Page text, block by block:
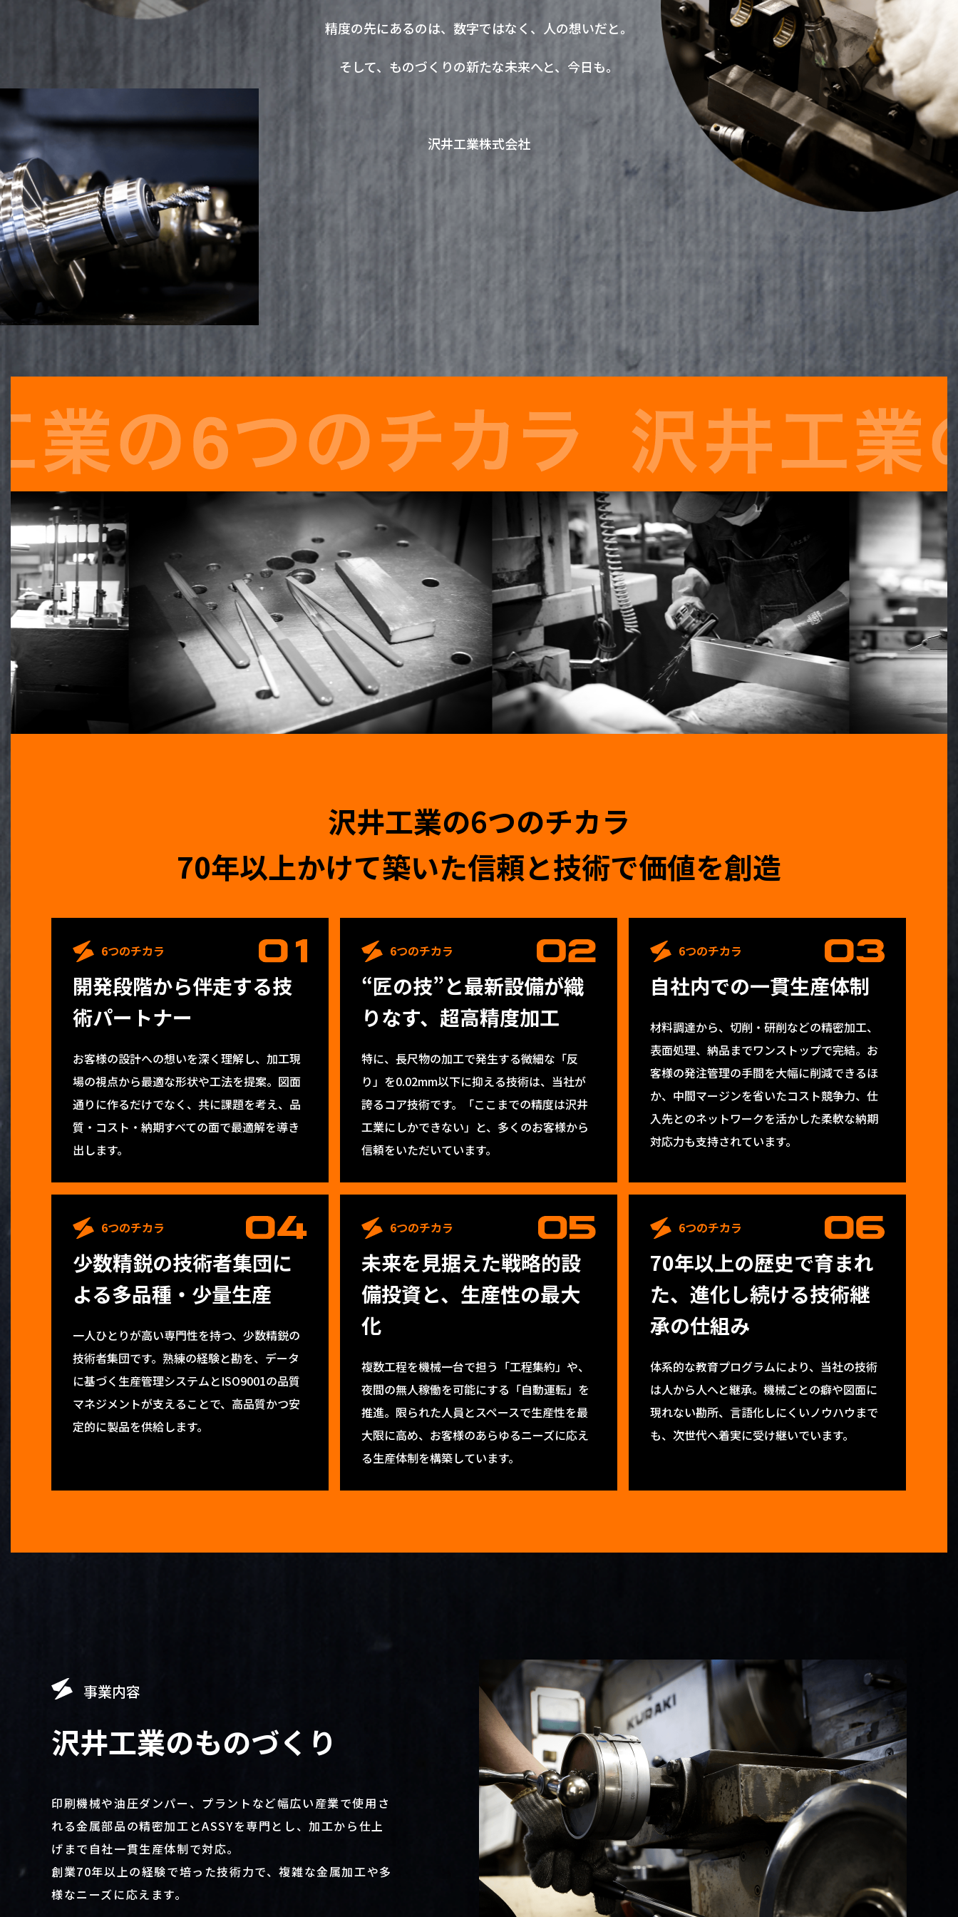
精度の先にあるのは、数字ではなく、 人の想いだと。
そして、ものづくりの新たな未来へと、 今日も。
沢井工業株式会社
沢井工業の6つのチカラ
70年以上かけて築いた信頼と技術で価値を創造
6つのチカラ
開発段階から伴走する技
術パートナー
お客様の設計への想いを深く理解し、加工現
場の視点から最適な形状や工法を提案。図面
通りに作るだけでなく、共に課題を考え、品
質・コスト・納期すべての面で最適解を導き
出します。
6つのチカラ
“匠の技”と最新設備が織
りなす、超高精度加工
特に、長尺物の加工で発生する微細な「反
り」を0.02mm以下に抑える技術は、当社が
誇るコア技術です。「ここまでの精度は沢井
工業にしかできない」と、多くのお客様から
信頼をいただいています。
6つのチカラ
自社内での一貫生産体制
材料調達から、切削・研削などの精密加工、
表面処理、納品までワンストップで完結。お
客様の発注管理の手間を大幅に削減できるほ
か、中間マージンを省いたコスト競争力、仕
入先とのネットワークを活かした柔軟な納期
対応力も支持されています。
6つのチカラ
少数精鋭の技術者集団に
よる多品種・少量生産
一人ひとりが高い専門性を持つ、少数精鋭の
技術者集団です。熟練の経験と勘を、データ
に基づく生産管理システムとISO9001の品質
マネジメントが支えることで、高品質かつ安
定的に製品を供給します。
6つのチカラ
未来を見据えた戦略的設
備投資と、生産性の最大
化
複数工程を機械一台で担う「工程集約」や、
夜間の無人稼働を可能にする「自動運転」を
推進。限られた人員とスペースで生産性を最
大限に高め、お客様のあらゆるニーズに応え
る生産体制を構築しています。
6つのチカラ
70年以上の歴史で育まれ
た、進化し続ける技術継
承の仕組み
体系的な教育プログラムにより、当社の技術
は人から人へと継承。機械ごとの癖や図面に
現れない勘所、言語化しにくいノウハウまで
も、次世代へ着実に受け継いでいます。
事業内容
沢井工業のものづくり
印刷機械や油圧ダンパー、プラントなど幅広い産業で使用さ
れる金属部品の精密加工とASSYを専門とし、加工から仕上
げまで自社一貫生産体制で対応。
創業70年以上の経験で培った技術力で、複雑な金属加工や多
様なニーズに応えます。